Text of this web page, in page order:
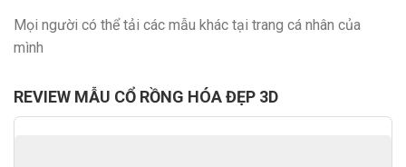
Mọi người có thể tải các mẫu khác tại trang cá nhân của
mình
REVIEW MẪU CỔ RỒNG HÓA ĐẸP 3D